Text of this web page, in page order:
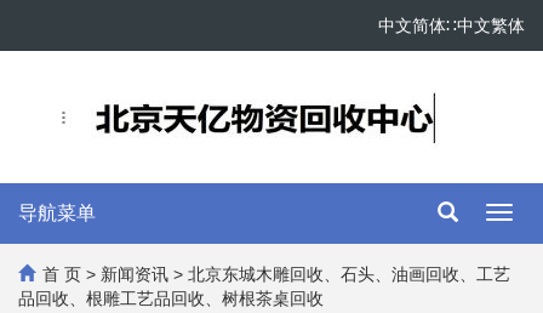
中文繁体
∷
中文简体
导航菜单
首 页 > 新闻资讯 > 北京东城木‌雕回收、石头、油画回收、工艺
品回收、根雕工艺品回收、树根茶桌回收